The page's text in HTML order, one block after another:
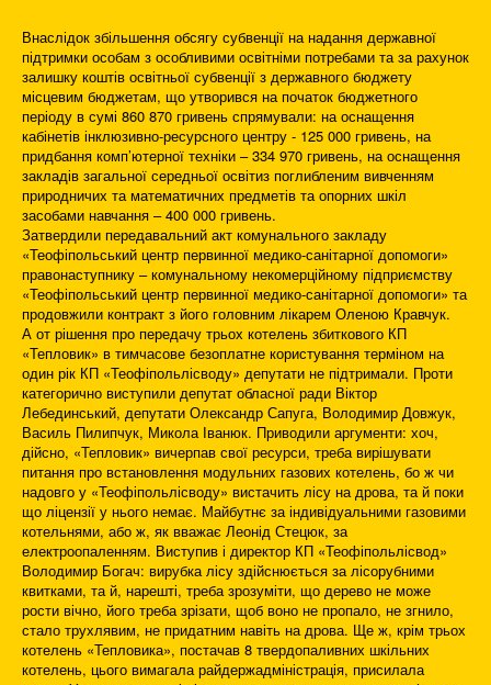
Внаслідок збільшення обсягу субвенції на надання державної
підтримки особам з особливими освітніми потребами та за рахунок
залишку коштів освітньої субвенції з державного бюджету
місцевим бюджетам, що утворився на початок бюджетного
періоду в сумі 860 870 гривень спрямували: на оснащення
кабінетів інклюзивно-ресурсного центру - 125 000 гривень, на
придбання комп’ютерної техніки – 334 970 гривень, на оснащення
закладів загальної середньої освітиз поглибленим вивченням
природничих та математичних предметів та опорних шкіл
засобами навчання – 400 000 гривень.
Затвердили передавальний акт комунального закладу
«Теофіпольський центр первинної медико-санітарної допомоги»
правонаступнику – комунальному некомерційному підприємству
«Теофіпольський центр первинної медико-санітарної допомоги» та
продовжили контракт з його головним лікарем Оленою Кравчук.
А от рішення про передачу трьох котелень збиткового КП
«Тепловик» в тимчасове безоплатне користування терміном на
один рік КП «Теофіпольлісводу» депутати не підтримали. Проти
категорично виступили депутат обласної ради Віктор
Лебединський, депутати Олександр Сапуга, Володимир Довжук,
Василь Пилипчук, Микола Іванюк. Приводили аргументи: хоч,
дійсно, «Тепловик» вичерпав свої ресурси, треба вирішувати
питання про встановлення модульних газових котелень, бо ж чи
надовго у «Теофіпольлісводу» вистачить лісу на дрова, та й поки
що ліцензії у нього немає. Майбутнє за індивідуальними газовими
котельнями, або ж, як вважає Леонід Стецюк, за
електроопаленням. Виступив і директор КП «Теофіпольлісвод»
Володимир Богач: вирубка лісу здійснюється за лісорубними
квитками, та й, нарешті, треба зрозуміти, що дерево не може
рости вічно, його треба зрізати, щоб воно не пропало, не згнило,
стало трухлявим, не придатним навіть на дрова. Ще ж, крім трьох
котелень «Тепловика», постачав 8 твердопаливних шкільних
котелень, цього вимагала райдержадміністрація, присилала